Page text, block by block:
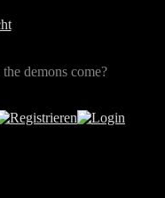
demons come?